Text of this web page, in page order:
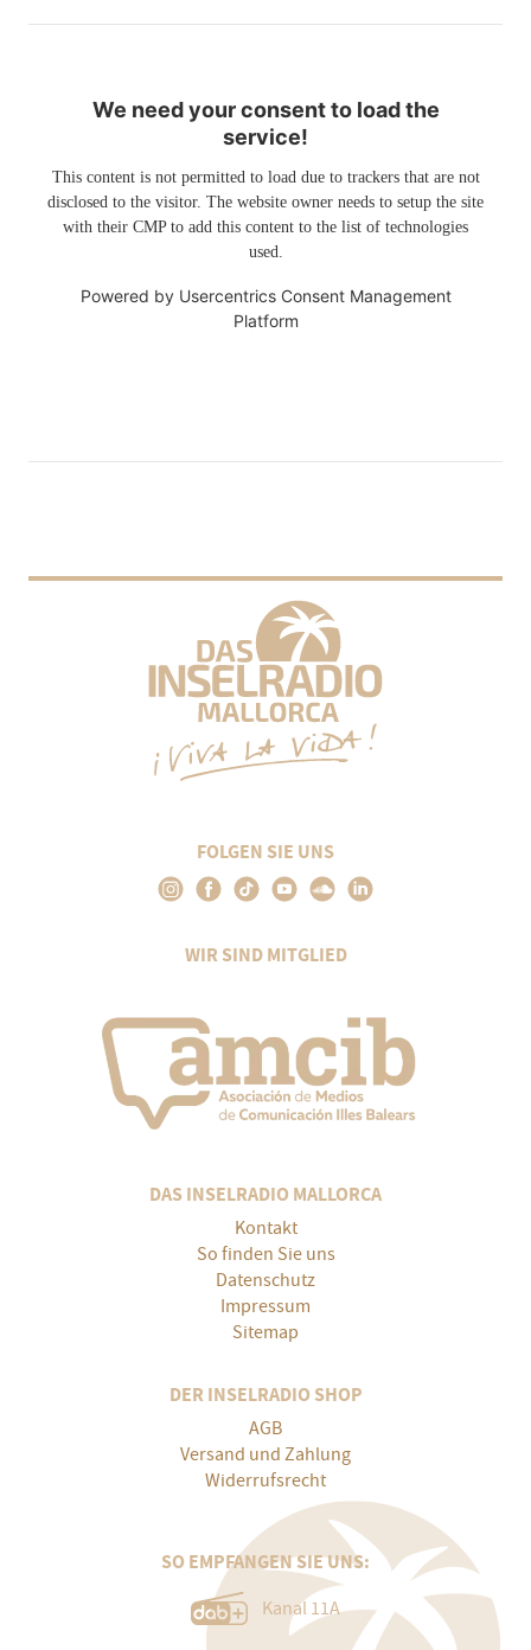
We need your consent to load the
service!
This content is not permitted to load due to trackers that are not
disclosed to the visitor. The website owner needs to setup the site
with their CMP to add this content to the list of technologies
used.
Powered by Usercentrics Consent Management
Platform
FOLGEN SIE UNS
WIR SIND MITGLIED
DAS INSELRADIO MALLORCA
Kontakt
So finden Sie uns
Datenschutz
Impressum
Sitemap
DER INSELRADIO SHOP
AGB
Versand und Zahlung
Widerrufsrecht
SO EMPFANGEN SIE UNS:
Kanal 11A